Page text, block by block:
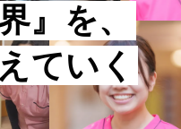
』 を、
え てい く